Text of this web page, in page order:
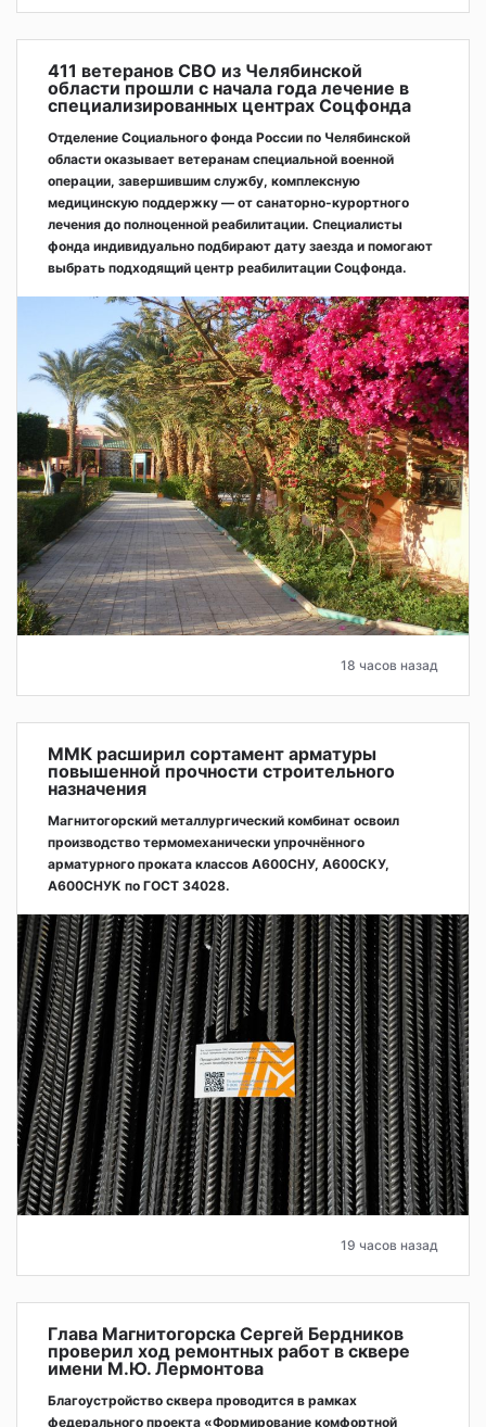
411 ветеранов СВО из Челябинской
области прошли с начала года лечение в
специализированных центрах Соцфонда
Отделение Социального фонда России по Челябинской
области оказывает ветеранам специальной военной
операции, завершившим службу, комплексную
медицинскую поддержку — от санаторно-курортного
лечения до полноценной реабилитации. Специалисты
фонда индивидуально подбирают дату заезда и помогают
выбрать подходящий центр реабилитации Соцфонда.
18 часов назад
ММК расширил сортамент арматуры
повышенной прочности строительного
назначения
Магнитогорский металлургический комбинат освоил
производство термомеханически упрочнённого
арматурного проката классов А600СНУ, А600СКУ,
А600СНУК по ГОСТ 34028.
19 часов назад
Глава Магнитогорска Сергей Бердников
проверил ход ремонтных работ в сквере
имени М.Ю. Лермонтова
Благоустройство сквера проводится в рамках
федерального проекта «Формирование комфортной